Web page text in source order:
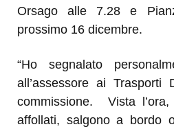
Orsago alle 7.28 e
prossimo 16 dicembre.
“Ho segnalato
all’assessore ai Trasporti
commissione. Vista
affollati, salgono a bordo